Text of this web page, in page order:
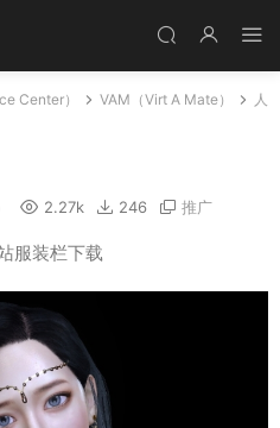
Center） VAM（Virt A Mate）
人
2.27k 246 推广
服装栏下载